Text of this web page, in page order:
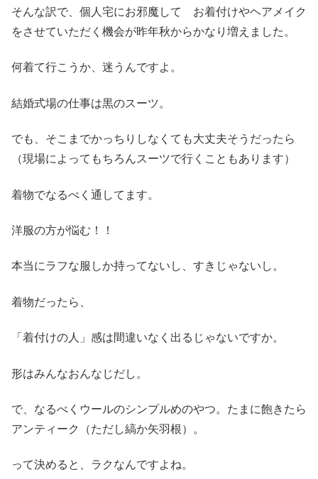
そんな訳で、個人宅にお邪魔して お着付けやヘアメイク
をさせていただく機会が昨年秋からかなり増えました。
何着て行こうか、迷うんですよ。
結婚式場の仕事は黒のスーツ。
でも、そこまでかっちりしなくても大丈夫そうだったら
（現場によってもちろんスーツで行くこともあります）
着物でなるべく通してます。
洋服の方が悩む！！
本当にラフな服しか持ってないし、すきじゃないし。
着物だったら、
「着付けの人」感は間違いなく出るじゃないですか。
形はみんなおんなじだし。
で、なるべくウールのシンプルめのやつ。たまに飽きたら
アンティーク（ただし縞か矢羽根）。
って決めると、ラクなんですよね。